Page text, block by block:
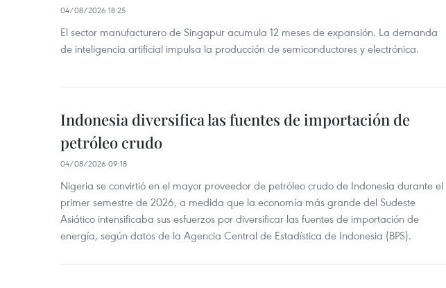
04/08/2026 18:25
El sector manufacturero de Singapur acumula 12 meses de expansión. La demanda
de inteligencia artificial impulsa la producción de semiconductores y electrónica.
Indonesia diversifica las fuentes de importación de
petróleo crudo
04/08/2026 09:18
Nigeria se convirtió en el mayor proveedor de petróleo crudo de Indonesia durante el
primer semestre de 2026, a medida que la economía más grande del Sudeste
Asiático intensificaba sus esfuerzos por diversificar las fuentes de importación de
energía, según datos de la Agencia Central de Estadística de Indonesia (BPS).